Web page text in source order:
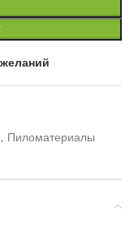
, Пиломатериалы